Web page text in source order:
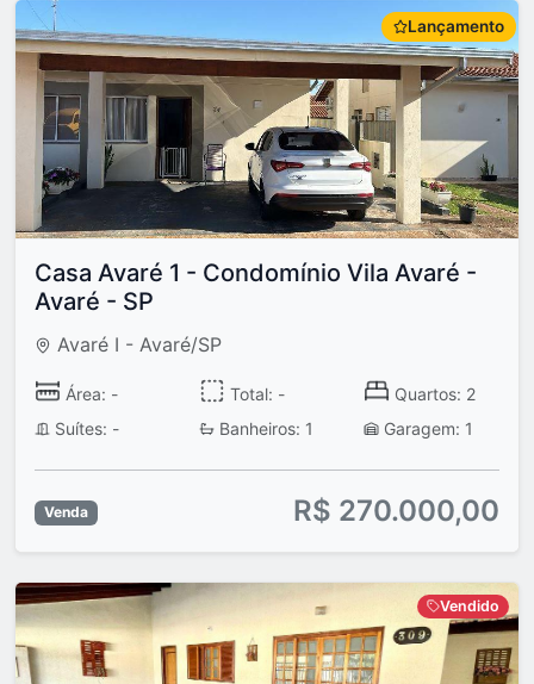
Lançamento
Casa Avaré 1 - Condomínio Vila Avaré -
Avaré - SP
Avaré I - Avaré/SP
Área: - Total: -
Quartos: 2
Suítes: -
Banheiros: 1 Garagem: 1
Venda R$ 270.000,00
Vendido